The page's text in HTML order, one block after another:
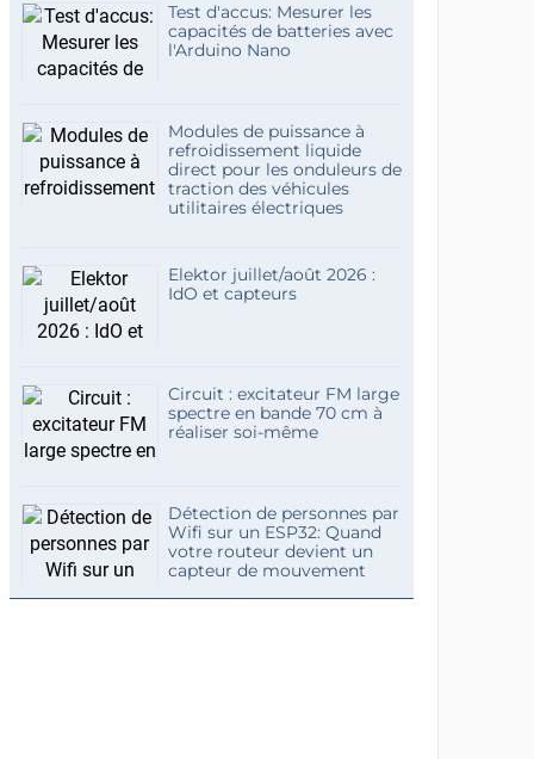
Test d'accus: Mesurer les
capacités de batteries avec
l'Arduino Nano
Modules de puissance à
refroidissement liquide
direct pour les onduleurs de
traction des véhicules
utilitaires électriques
Elektor juillet/août 2026 :
IdO et capteurs
Circuit : excitateur FM large
spectre en bande 70 cm à
réaliser soi-même
Détection de personnes par
Wifi sur un ESP32: Quand
votre routeur devient un
capteur de mouvement